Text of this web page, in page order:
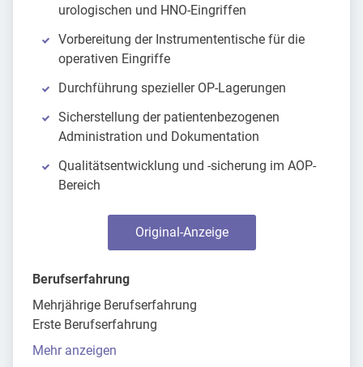
urologischen und HNO-Eingriffen
Vorbereitung der Instrumententische für die
operativen Eingriffe
Durchführung spezieller OP-Lagerungen
Sicherstellung der patientenbezogenen
Administration und Dokumentation
Qualitätsentwicklung und -sicherung im AOP-
Bereich
Original-Anzeige
Berufserfahrung
Mehrjährige Berufserfahrung
Erste Berufserfahrung
Mehr anzeigen